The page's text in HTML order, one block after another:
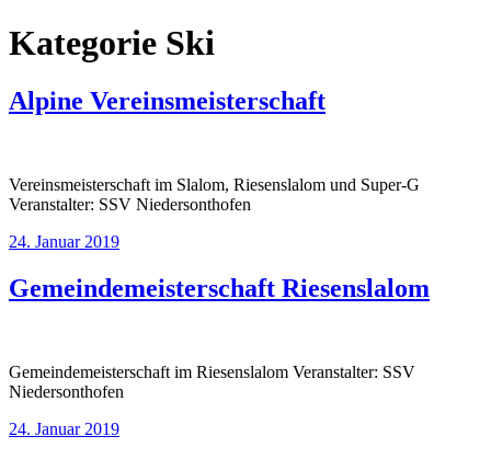
Kategorie Ski
Alpine Vereinsmeisterschaft
Vereinsmeisterschaft im Slalom, Riesenslalom und Super-G
Veranstalter: SSV Niedersonthofen
24. Januar 2019
Gemeindemeisterschaft Riesenslalom
Gemeindemeisterschaft im Riesenslalom Veranstalter: SSV
Niedersonthofen
24. Januar 2019